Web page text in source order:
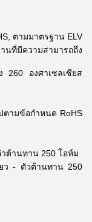
ตามมาตรฐาน ELV
นที่มีความสามารถถึง
260 องศาเซลเซียส
ตามข้อกำหนด RoHS
ต้านทาน 250 โอห์ม
ว - ตัวต้านทาน 250